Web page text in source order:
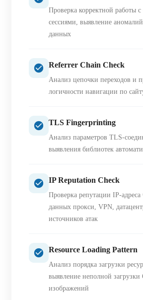
Проверка корректной работы с
сессиями, выявление
данных
Referrer Chain Check
Анализ цепочки переходов и
логичности навигации по
TLS Fingerprinting
Анализ параметров TLS-
выявления библиотек
IP Reputation Check
Проверка репутации IP-адреса
данных прокси, VPN,
источников атак
Resource Loading Pattern
Анализ порядка загрузки
выявление неполной загрузки
изображений